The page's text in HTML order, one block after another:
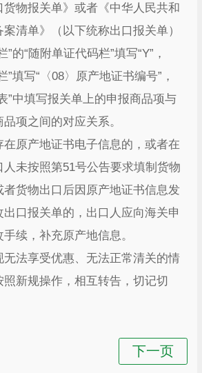
货物报关单》或者《中华人民共和
清单》（以下统称出口报关单）
的“随附单证代码栏”填写“Y”，
”填写“〈08〉原产地证书编号”，
”中填写报关单上的申报商品项与
项之间的对应关系。
在原产地证书电子信息的，或者在
未按照第51号公告要求填制货物
者货物出口后因原产地证书信息发
口报关单的，出口人应向海关申
续，补充原产地信息。
无法享受优惠、无法正常清关的情
新规操作，相互转告，切记切